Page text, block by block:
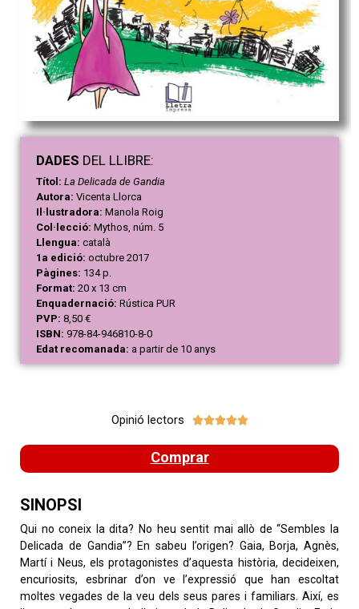
DADES DEL LLIBRE:
Títol: La Delicada de Gandia
Autora: Vicenta Llorca
Il·lustradora: Manola Roig
Col·lecció: Mythos, núm. 5
Llengua: català
1a edició: octubre 2017
Pàgines: 134 p.
Format: 20 x 13 cm
Enquadernació: Rústica PUR
PVP: 8,50 €
ISBN: 978-84-946810-8-0
Edat recomanada: a partir de 10 anys
Opinió lectors 
Comprar
SINOPSI
Qui no coneix la dita? No heu sentit mai allò de “Sembles la
Delicada de Gandia”? En sabeu l’origen? Gaia, Borja, Agnès,
Martí i Neus, els protagonistes d’aquesta història, decideixen,
encuriosits, esbrinar d’on ve l’expressió que han escoltat
moltes vegades de la veu dels seus pares i familiars. Així, es